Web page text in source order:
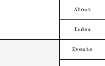
About
Index
Events